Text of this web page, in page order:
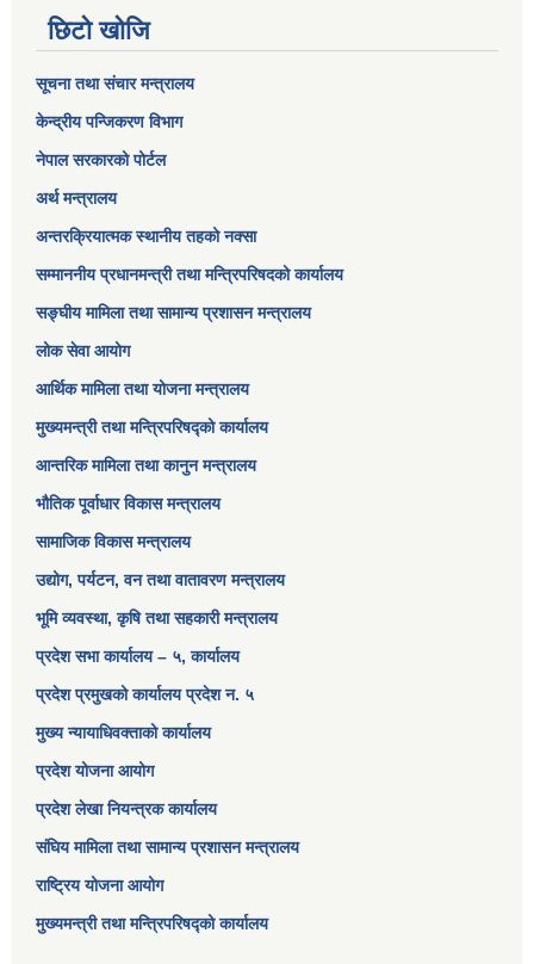
छिटो खोजि
सूचना तथा संचार मन्त्रालय
केन्द्रीय पन्जिकरण विभाग
नेपाल सरकारको पोर्टल
अर्थ मन्त्रालय
अन्तरक्रियात्मक स्थानीय तहको नक्सा
सम्माननीय प्रधानमन्त्री तथा मन्त्रिपरिषद‌को कार्यालय
सङ्‍घीय मामिला तथा सामान्य प्रशासन मन्त्रालय
लोक सेवा आयोग
आर्थिक मामिला तथा योजना मन्त्रालय​
मुख्यमन्त्री तथा मन्त्रिपरिषद्को कार्यालय
आन्तरिक मामिला तथा कानुन मन्त्रालय
भौतिक पूर्वाधार विकास मन्त्रालय
सामाजिक विकास मन्त्रालय
उद्योग, पर्यटन, वन तथा वातावरण मन्त्रालय
भूमि व्यवस्था, कृषि तथा सहकारी मन्त्रालय
प्रदेश सभा कार्यालय – ५, कार्यालय
प्रदेश प्रमुखको कार्यालय प्रदेश न. ५
मुख्य न्यायाधिवक्ताको कार्यालय
प्रदेश योजना आयोग
प्रदेश लेखा नियन्त्रक कार्यालय
संघिय मामिला तथा सामान्य प्रशासन मन्त्रालय
राष्ट्रिय योजना आयोग
मुख्यमन्त्री तथा मन्त्रिपरिषद्को कार्यालय